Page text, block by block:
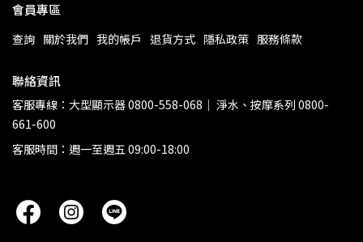
會員專區
查詢 關於我們 我的帳戶 退貨方式 隱私政策 服務條款
聯絡資訊
客服專線：大型顯示器 0800-558-068｜ 淨水、按摩系列 0800-
661-600
客服時間：週一至週五 09:00-18:00